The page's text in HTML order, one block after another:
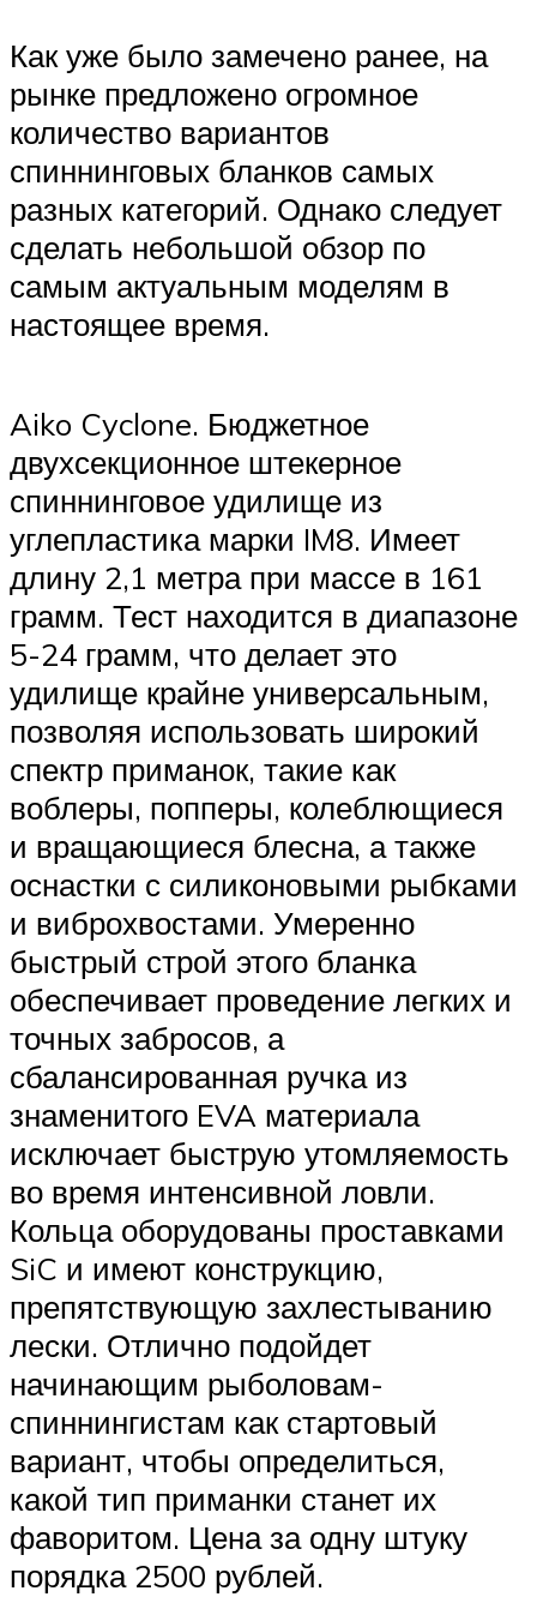
Как уже было замечено ранее, на
рынке предложено огромное
количество вариантов
спиннинговых бланков самых
разных категорий. Однако следует
сделать небольшой обзор по
самым актуальным моделям в
настоящее время.
Aiko Cyclone. Бюджетное
двухсекционное штекерное
спиннинговое удилище из
углепластика марки IM8. Имеет
длину 2,1 метра при массе в 161
грамм. Тест находится в диапазоне
5-24 грамм, что делает это
удилище крайне универсальным,
позволяя использовать широкий
спектр приманок, такие как
воблеры, попперы, колеблющиеся
и вращающиеся блесна, а также
оснастки с силиконовыми рыбками
и виброхвостами. Умеренно
быстрый строй этого бланка
обеспечивает проведение легких и
точных забросов, а
сбалансированная ручка из
знаменитого EVA материала
исключает быструю утомляемость
во время интенсивной ловли.
Кольца оборудованы проставками
SiC и имеют конструкцию,
препятствующую захлестыванию
лески. Отлично подойдет
начинающим рыболовам-
спиннингистам как стартовый
вариант, чтобы определиться,
какой тип приманки станет их
фаворитом. Цена за одну штуку
порядка 2500 рублей.